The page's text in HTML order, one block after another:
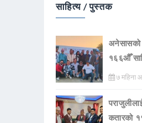
साहित्य / पुस्तक
अनेसासको
१६६औँ
७ महिना
कतारको